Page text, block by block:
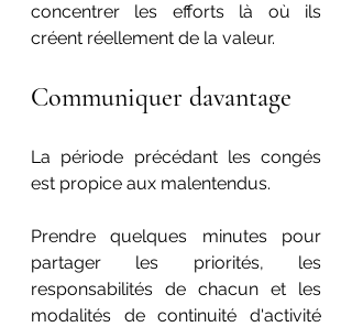
concentrer les efforts là où ils
créent réellement de la valeur.
Communiquer davantage
La période précédant les congés
est propice aux malentendus.
Prendre quelques minutes pour
partager les priorités, les
responsabilités de chacun et les
modalités de continuité d'activité